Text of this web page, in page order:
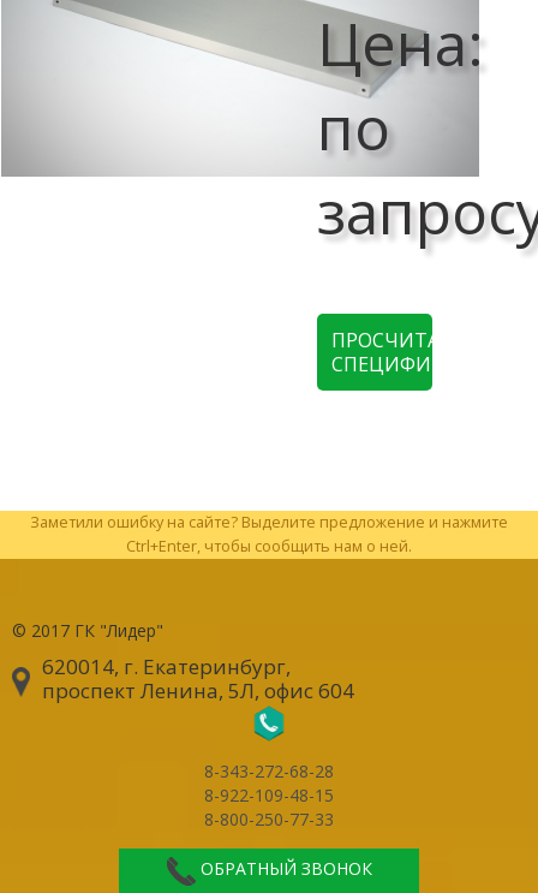
Цена:
по
ПРОСЧИТАТЬ
СПЕЦИФИКАЦИЮ
Заметили ошибку на сайте? Выделите предложение и нажмите
Ctrl+Enter, чтобы сообщить нам о ней.
© 2017 ГК "Лидер"
620014, г. Екатеринбург,
проспект Ленина, 5Л, офис 604
8-343-272-68-28
8-922-109-48-15
8-800-250-77-33
ОБРАТНЫЙ ЗВОНОК